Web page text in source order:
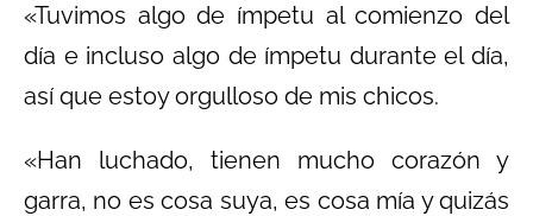
«Tuvimos algo de ímpetu al comienzo del
día e incluso algo de ímpetu durante el día,
así que estoy orgulloso de mis chicos.
«Han luchado, tienen mucho corazón y
garra, no es cosa suya, es cosa mía y quizás